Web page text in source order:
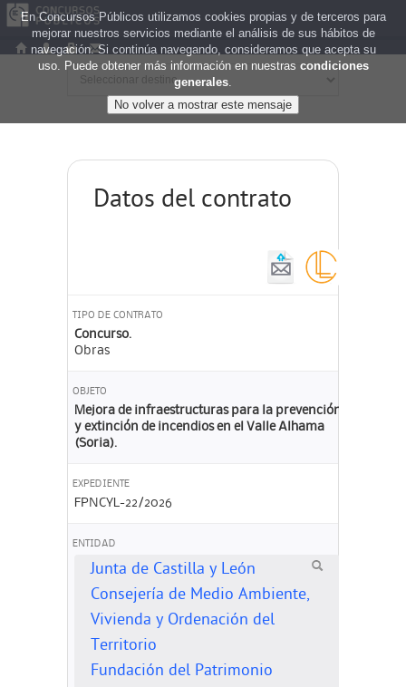
Datos del contrato
TIPO DE CONTRATO
Concurso.
Obras
OBJETO
Mejora de infraestructuras para la prevención
y extinción de incendios en el Valle Alhama
(Soria).
EXPEDIENTE
FPNCYL-22/2026
ENTIDAD
Junta de Castilla y León
Consejería de Medio Ambiente,
Vivienda y Ordenación del
Territorio
Fundación del Patrimonio
En Concursos Públicos utilizamos cookies propias y de terceros para
mejorar nuestros servicios mediante el análisis de sus hábitos de
navegación. Si continúa navegando, consideramos que acepta su
uso. Puede obtener más información en nuestras condiciones
generales.